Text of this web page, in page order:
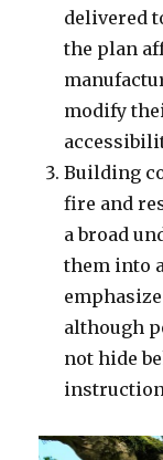
delivered
the plan
modify
Building
fire and
a broad
them into
although
not hide